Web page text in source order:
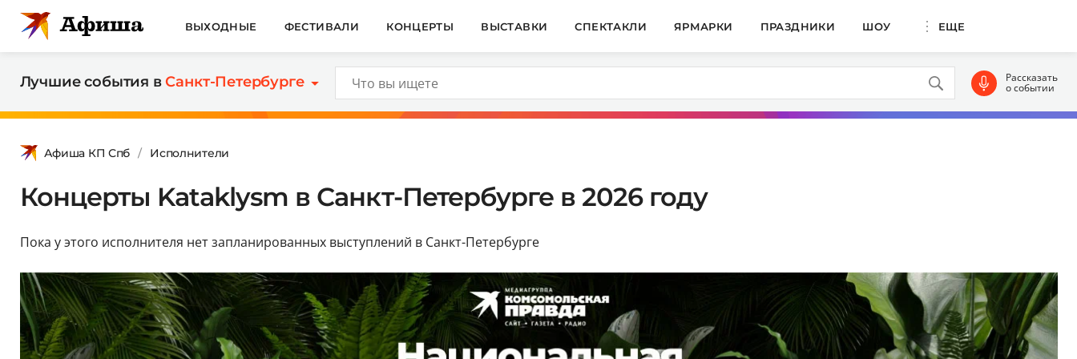
ВЫХОДНЫЕ ФЕСТИВАЛИ КОНЦЕРТЫ ВЫСТАВКИ СПЕКТАКЛИ ЯРМАРКИ ПРАЗДНИКИ ШОУ ЕЩЕ
Лучшие события вСанкт-Петербурге Рассказать
о событии
Афиша КП Спб Исполнители
Концерты Kataklysm в Санкт-Петербурге в 2026 году
Пока у этого исполнителя нет запланированных выступлений в Санкт-Петербурге